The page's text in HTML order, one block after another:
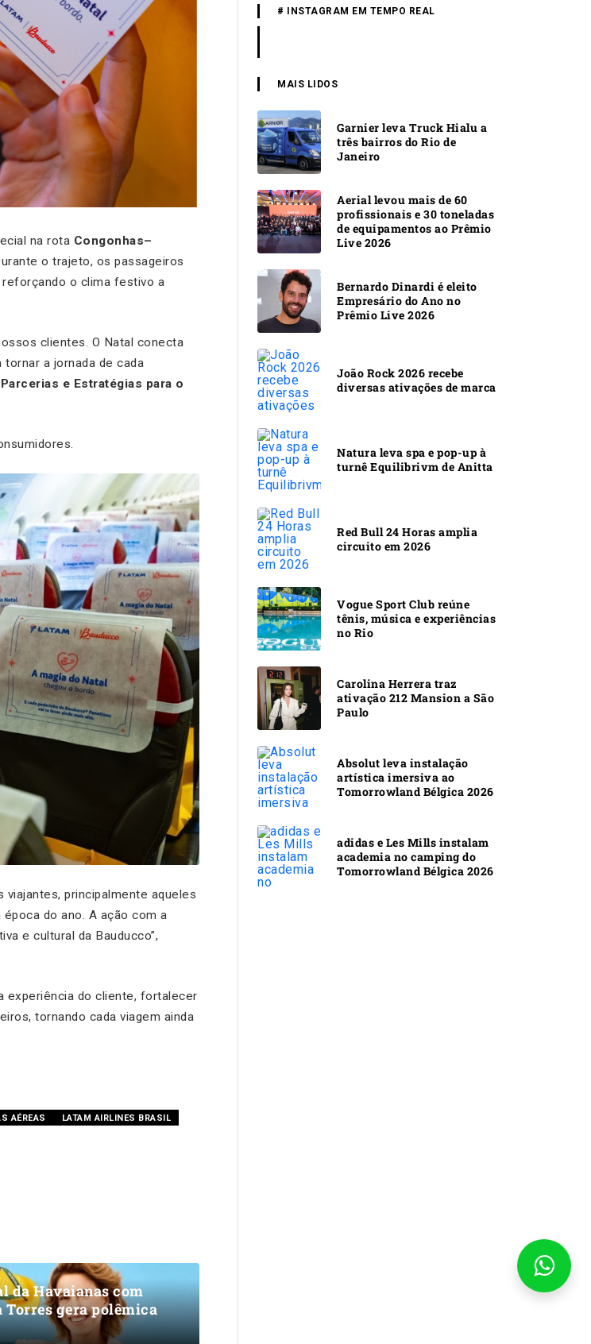
na rota Congonhas–
o trajeto, os passageiros
reforçando o clima festivo a
clientes. O Natal conecta
a jornada de cada
e Estratégias para o
principalmente aqueles
do ano. A ação com a
e cultural da Bauducco”,
experiência do cliente, fortalecer
tornando cada viagem ainda
AÉREAS
LATAM AIRLINES BRASIL
da Havaianas com
Torres gera polêmica
# INSTAGRAM EM TEMPO REAL
MAIS LIDOS
Garnier leva Truck Hialu a
três bairros do Rio de
Janeiro
Aerial levou mais de 60
profissionais e 30 toneladas
de equipamentos ao Prêmio
Live 2026
Bernardo Dinardi é eleito
Empresário do Ano no
Prêmio Live 2026
João Rock 2026 recebe
diversas ativações de marca
Natura leva spa e pop-up à
turnê Equilibrivm de Anitta
Red Bull 24 Horas amplia
circuito em 2026
Vogue Sport Club reúne
tênis, música e experiências
no Rio
Carolina Herrera traz
ativação 212 Mansion a São
Paulo
Absolut leva instalação
artística imersiva ao
Tomorrowland Bélgica 2026
adidas e Les Mills instalam
academia no camping do
Tomorrowland Bélgica 2026